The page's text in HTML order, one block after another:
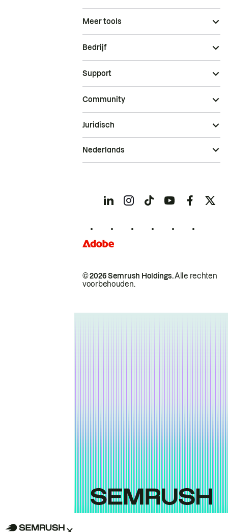
Meer tools
Bedrijf
Support
Community
© 2026 Semrush Holdings.Alle rechten
voorbehouden.
Juridisch
Nederlands